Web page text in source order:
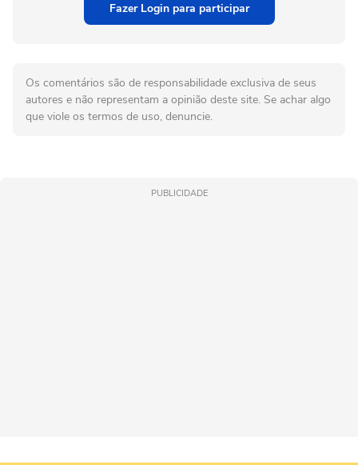
Fazer Login para participar
Os comentários são de responsabilidade exclusiva de seus
autores e não representam a opinião deste site. Se achar algo
que viole os termos de uso, denuncie.
PUBLICIDADE